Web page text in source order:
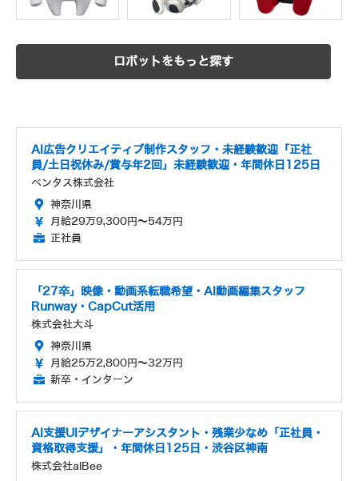
ロボットをもっと探す
AI広告クリエイティブ制作スタッフ・未経験歓迎「正社
員/土日祝休み/賞与年2回」未経験歓迎・年間休日125日
ベンタス株式会社
神奈川県
月給29万9,300円～54万円
正社員
「27卒」映像・動画系転職希望・AI動画編集スタッフ
Runway・CapCut活用
株式会社大斗
神奈川県
月給25万2,800円～32万円
新卒・インターン
AI支援UIデザイナーアシスタント・残業少なめ「正社員・
資格取得支援」・年間休日125日・渋谷区神南
株式会社alBee